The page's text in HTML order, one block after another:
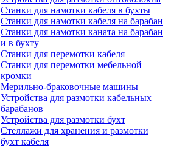
Станки для намотки кабеля в бухты
Станки для намотки кабеля на барабан
Станки для намотки каната на барабан
и в бухту
Станки для перемотки кабеля
Станки для перемотки мебельной
кромки
Мерильно-браковочные машины
Устройства для размотки кабельных
барабанов
Устройства для размотки бухт
Стеллажи для хранения и размотки
бухт кабеля